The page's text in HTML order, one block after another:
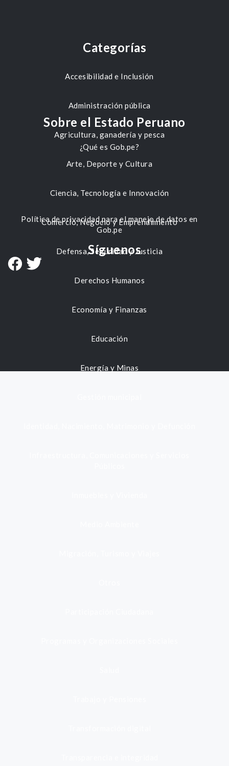
Categorías
Accesibilidad e Inclusión
Administración pública
Agricultura, ganadería y pesca
Arte, Deporte y Cultura
Ciencia, Tecnología e Innovación
Comercio, Negocio y Emprendimiento
Defensa, Seguridad y Justicia
Derechos Humanos
Economía y Finanzas
Educación
Energía y Minas
Sobre el Estado Peruano
¿Qué es Gob.pe?
Política de privacidad para el manejo de datos en
Gob.pe
Síguenos